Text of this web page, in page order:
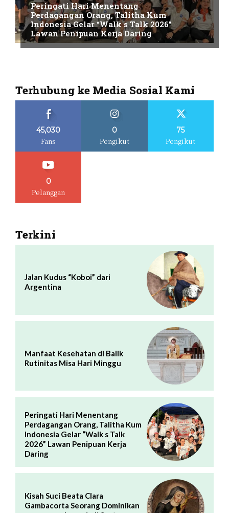
Peringati Hari Menentang
Perdagangan Orang, Talitha Kum
Indonesia Gelar “Walk s Talk 2026”
Lawan Penipuan Kerja Daring
Terhubung ke Media Sosial Kami
45,030
Fans
0
Pengikut
75
Pengikut
0
Pelanggan
Terkini
Jalan Kudus “Koboi” dari
Argentina
Manfaat Kesehatan di Balik
Rutinitas Misa Hari Minggu
Peringati Hari Menentang
Perdagangan Orang, Talitha Kum
Indonesia Gelar “Walk s Talk
2026” Lawan Penipuan Kerja
Daring
Kisah Suci Beata Clara
Gambacorta Seorang Dominikan